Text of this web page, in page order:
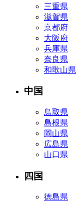
三重県
滋賀県
京都府
大阪府
兵庫県
奈良県
和歌山県
中国
鳥取県
島根県
岡山県
広島県
山口県
四国
徳島県